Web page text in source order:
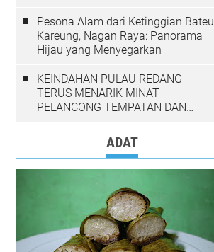
Pesona Alam dari Ketinggian Bateu
Kareung, Nagan Raya: Panorama
Hijau yang Menyegarkan
KEINDAHAN PULAU REDANG
TERUS MENARIK MINAT
PELANCONG TEMPATAN DAN
ADAT